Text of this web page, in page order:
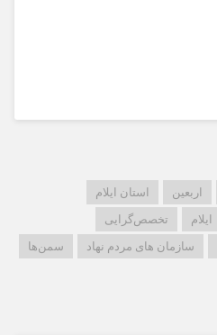
اربعین
استان ایلام
ایلام
تخصص‌گرایی
سازمان های مردم نهاد سمن‌ها